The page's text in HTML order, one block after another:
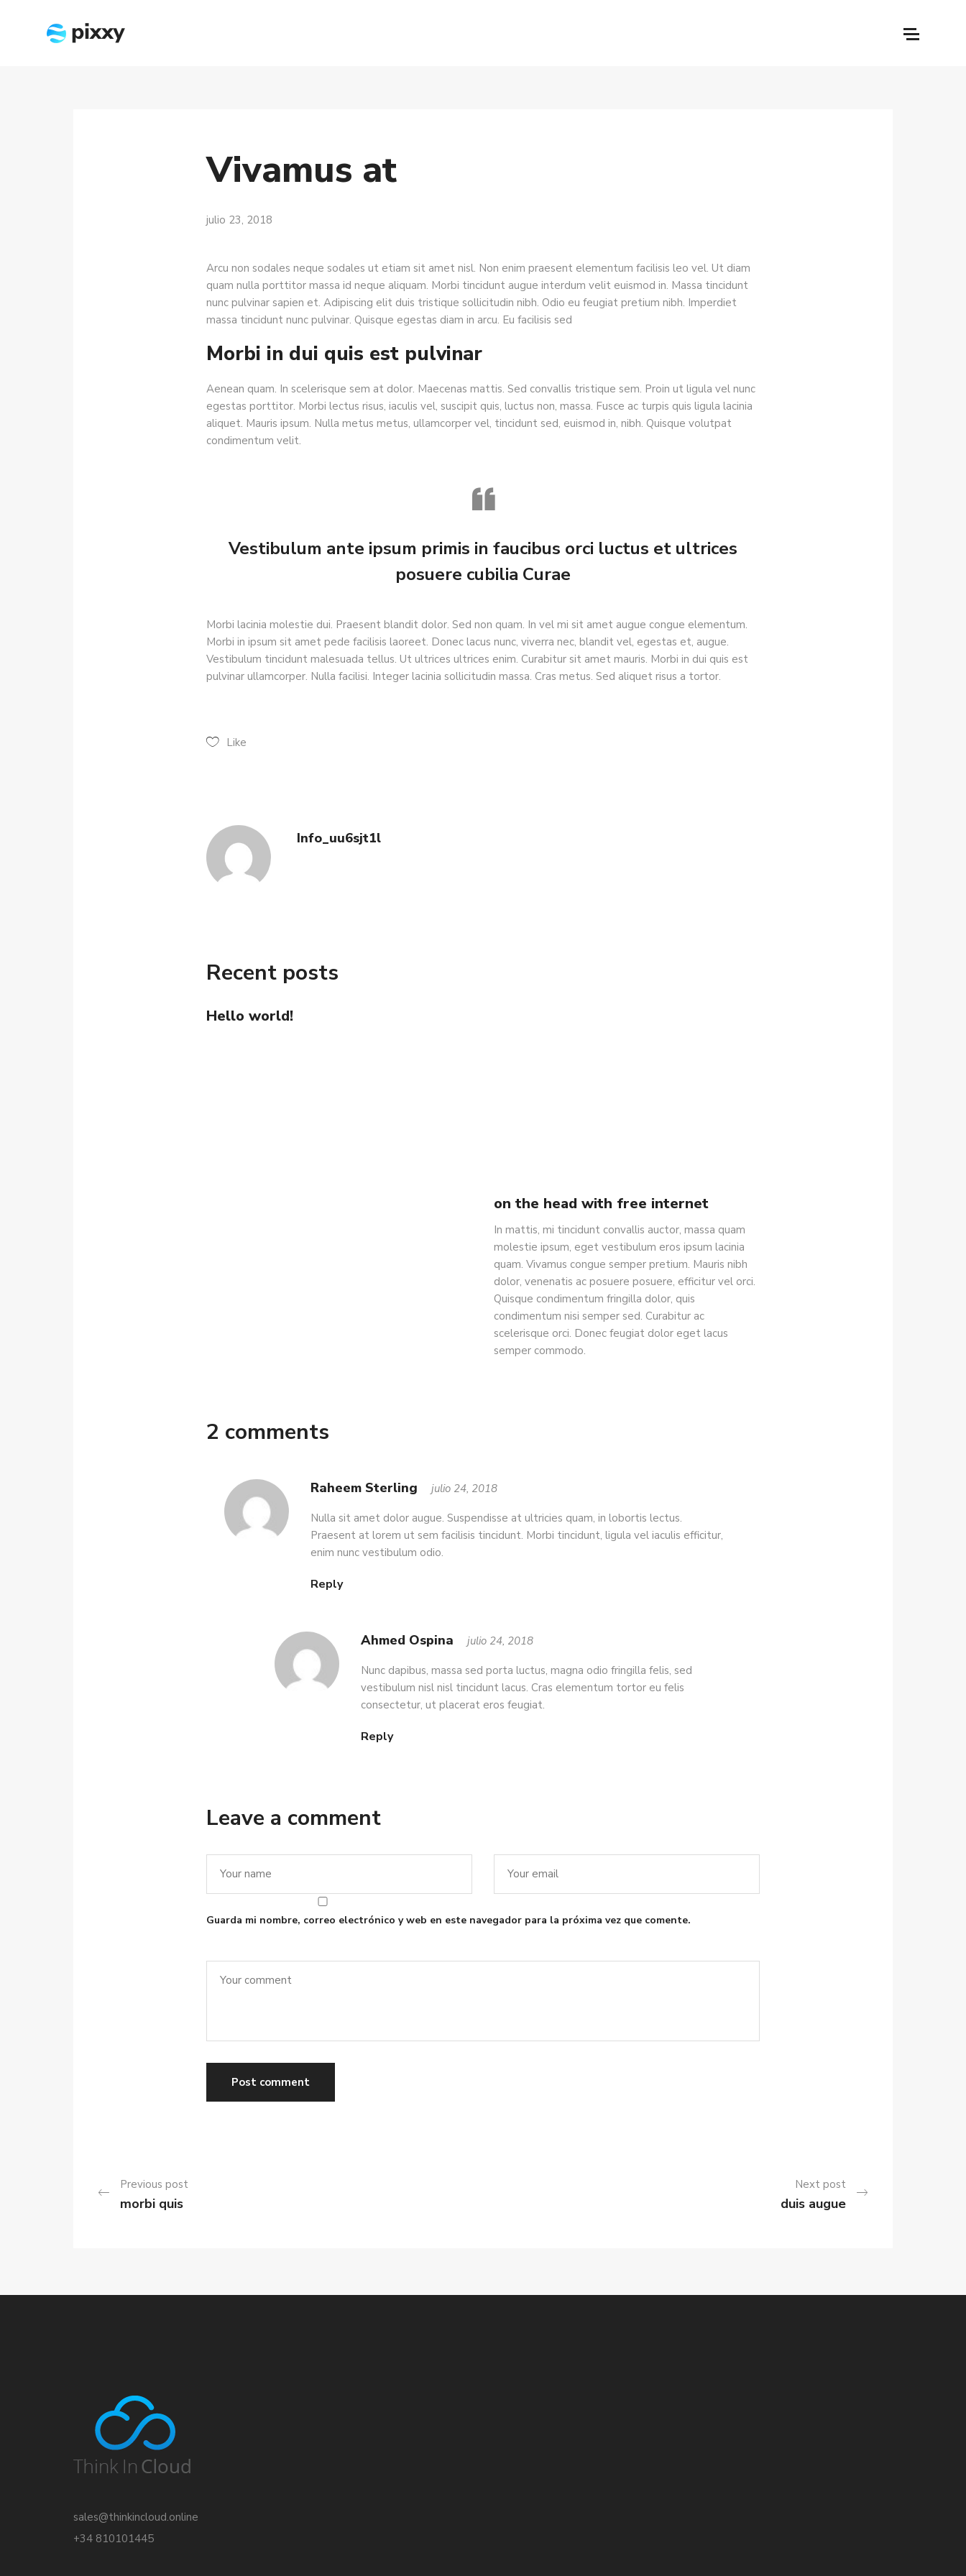
Vivamus at
julio 23, 2018
Arcu non sodales neque sodales ut etiam sit amet nisl. Non enim praesent elementum facilisis leo vel. Ut diam
quam nulla porttitor massa id neque aliquam. Morbi tincidunt augue interdum velit euismod in. Massa tincidunt
nunc pulvinar sapien et. Adipiscing elit duis tristique sollicitudin nibh. Odio eu feugiat pretium nibh. Imperdiet
massa tincidunt nunc pulvinar. Quisque egestas diam in arcu. Eu facilisis sed
Morbi in dui quis est pulvinar
Aenean quam. In scelerisque sem at dolor. Maecenas mattis. Sed convallis tristique sem. Proin ut ligula vel nunc
egestas porttitor. Morbi lectus risus, iaculis vel, suscipit quis, luctus non, massa. Fusce ac turpis quis ligula lacinia
aliquet. Mauris ipsum. Nulla metus metus, ullamcorper vel, tincidunt sed, euismod in, nibh. Quisque volutpat
condimentum velit.
Vestibulum ante ipsum primis in faucibus orci luctus et ultrices
posuere cubilia Curae
Morbi lacinia molestie dui. Praesent blandit dolor. Sed non quam. In vel mi sit amet augue congue elementum.
Morbi in ipsum sit amet pede facilisis laoreet. Donec lacus nunc, viverra nec, blandit vel, egestas et, augue.
Vestibulum tincidunt malesuada tellus. Ut ultrices ultrices enim. Curabitur sit amet mauris. Morbi in dui quis est
pulvinar ullamcorper. Nulla facilisi. Integer lacinia sollicitudin massa. Cras metus. Sed aliquet risus a tortor.
Like
Info_uu6sjt1l
Recent posts
Hello world!
on the head with free internet
In mattis, mi tincidunt convallis auctor, massa quam
molestie ipsum, eget vestibulum eros ipsum lacinia
quam. Vivamus congue semper pretium. Mauris nibh
dolor, venenatis ac posuere posuere, efficitur vel orci.
Quisque condimentum fringilla dolor, quis
condimentum nisi semper sed. Curabitur ac
scelerisque orci. Donec feugiat dolor eget lacus
semper commodo.
2 comments
Raheem Sterling julio 24, 2018
Reply
Nulla sit amet dolor augue. Suspendisse at ultricies quam, in lobortis lectus.
Praesent at lorem ut sem facilisis tincidunt. Morbi tincidunt, ligula vel iaculis efficitur,
enim nunc vestibulum odio.
Ahmed Ospina julio 24, 2018
Reply
Nunc dapibus, massa sed porta luctus, magna odio fringilla felis, sed
vestibulum nisl nisl tincidunt lacus. Cras elementum tortor eu felis
consectetur, ut placerat eros feugiat.
Leave a comment
Guarda mi nombre, correo electrónico y web en este navegador para la próxima vez que comente.
Previous post
morbi quis
Next post
duis augue
sales@thinkincloud.online
+34 810101445